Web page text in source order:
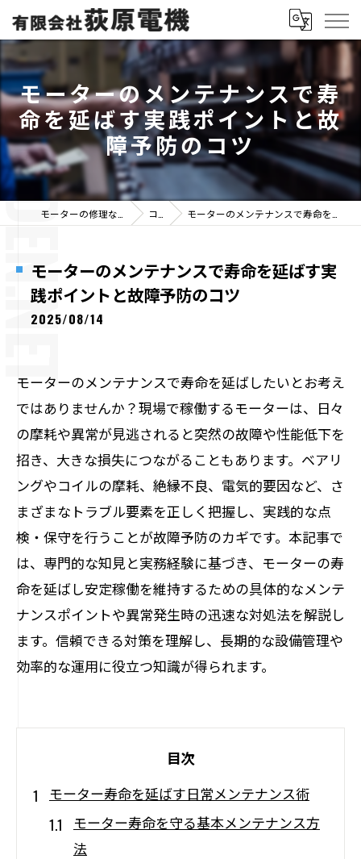
モーターのメンテナンスで寿
命を延ばす実践ポイントと故
障予防のコツ
コラム モーターのメンテナンスで寿命を延ばす実践ポイントと故障予防のコツ
モーターのメンテナンスで寿命を延ばす実
践ポイントと故障予防のコツ
2025/08/14
モーターのメンテナンスで寿命を延ばしたいとお考え
ではありませんか？現場で稼働するモーターは、日々
の摩耗や異常が見逃されると突然の故障や性能低下を
招き、大きな損失につながることもあります。ベアリ
ングやコイルの摩耗、絶縁不良、電気的要因など、さ
まざまなトラブル要素を正しく把握し、実践的な点
検・保守を行うことが故障予防のカギです。本記事で
は、専門的な知見と実務経験に基づき、モーターの寿
命を延ばし安定稼働を維持するための具体的なメンテ
ナンスポイントや異常発生時の迅速な対処法を解説し
ます。信頼できる対策を理解し、長期的な設備管理や
効率的な運用に役立つ知識が得られます。
目次
モーター寿命を延ばす日常メンテナンス術
モーター寿命を守る基本メンテナンス方
法